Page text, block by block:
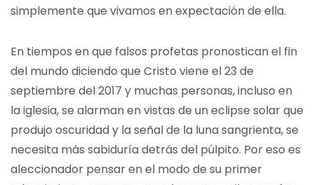
simplemente que vivamos en expectación de ella.
En tiempos en que falsos profetas pronostican el fin
del mundo diciendo que Cristo viene el 23 de
septiembre del 2017 y muchas personas, incluso en
la iglesia, se alarman en vistas de un eclipse solar que
produjo oscuridad y la señal de la luna sangrienta, se
necesita más sabiduría detrás del púlpito. Por eso es
aleccionador pensar en el modo de su primer